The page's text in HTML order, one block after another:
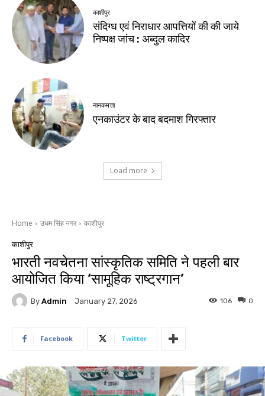
काशीपुर
संदिग्ध एवं निराधार आपत्तियों की की जाये
निष्पक्ष जांच : अब्दुल कादिर
नानकमत्ता
एनकाउंटर के बाद बदमाश गिरफ्तार
Load more